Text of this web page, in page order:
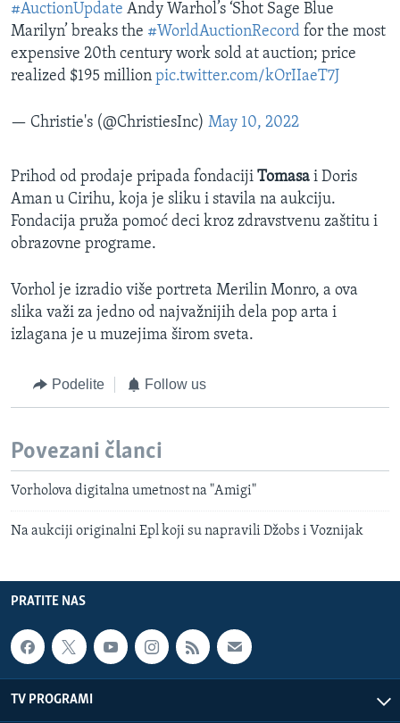
#AuctionUpdate Andy Warhol’s ‘Shot Sage Blue
Marilyn’ breaks the #WorldAuctionRecord for the most
expensive 20th century work sold at auction; price
realized $195 million pic.twitter.com/kOrIIaeT7J
— Christie's (@ChristiesInc) May 10, 2022
Prihod od prodaje pripada fondaciji Tomasa i Doris
Aman u Cirihu, koja je sliku i stavila na aukciju.
Fondacija pruža pomoć deci kroz zdravstvenu zaštitu i
obrazovne programe.
Vorhol je izradio više portreta Merilin Monro, a ova
slika važi za jedno od najvažnijih dela pop arta i
izlagana je u muzejima širom sveta.
Podelite Follow us
Povezani članci
Vorholova digitalna umetnost na "Amigi"
Na aukciji originalni Epl koji su napravili Džobs i Voznijak
PRATITE NAS
TV PROGRAMI